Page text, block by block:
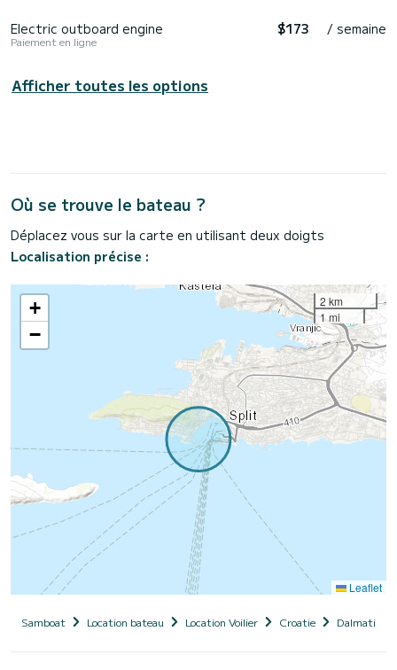
Electric outboard engine
Paiement en ligne
$173 / semaine
Afficher toutes les options
Où se trouve le bateau ?
Déplacez vous sur la carte en utilisant deux doigts
Localisation précise :
+
−
2 km
1 mi
Leaflet
Samboat Location bateau Location Voilier Croatie Dalmatie